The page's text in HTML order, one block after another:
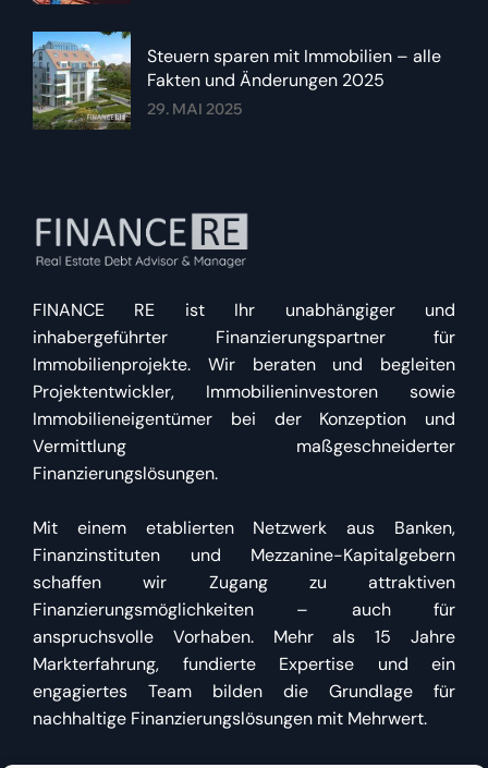
Steuern sparen mit Immobilien – alle
Fakten und Änderungen 2025
29. MAI 2025
FINANCE RE ist Ihr unabhängiger und
inhabergeführter Finanzierungspartner für
Immobilienprojekte. Wir beraten und begleiten
Projektentwickler, Immobilieninvestoren sowie
Immobilieneigentümer bei der Konzeption und
Vermittlung maßgeschneiderter
Finanzierungslösungen.
Mit einem etablierten Netzwerk aus Banken,
Finanzinstituten und Mezzanine-Kapitalgebern
schaffen wir Zugang zu attraktiven
Finanzierungsmöglichkeiten – auch für
anspruchsvolle Vorhaben. Mehr als 15 Jahre
Markterfahrung, fundierte Expertise und ein
engagiertes Team bilden die Grundlage für
nachhaltige Finanzierungslösungen mit Mehrwert.